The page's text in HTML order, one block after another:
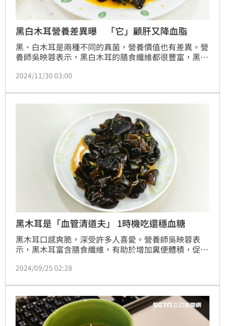
黑白木耳營養差異曝 「它」顧肝又降血脂
黑、白木耳是兩種不同的真菌，營養價值也有差異。營
養師吳映蓉表示，黑白木耳的膳食纖維都很豐富，黑木
防便秘，白木耳則是能延緩葡萄糖吸收、穩定血糖等，
2024/11/30 03:00
黑木耳是「血管清道夫」 1時機吃還穩血糖
黑木耳口感爽脆，深受許多人喜愛。營養師吳映蓉表
示，黑木耳富含膳食纖維，有助於增加糞便體積，促進
幫助身體排出體外，此外，若在吃主食前先補充黑木
2024/09/25 02:28